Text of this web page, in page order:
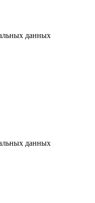
данных
данных